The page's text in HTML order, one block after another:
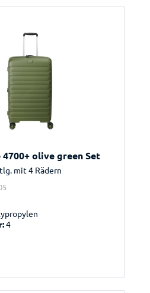
olive green Set
mit 4 Rädern
4